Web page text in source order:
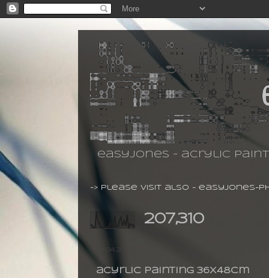
easyjones - acrylic
-> please visit also - easyjones-
207,310
24.04.2011
acyrlic painting 36X48cm